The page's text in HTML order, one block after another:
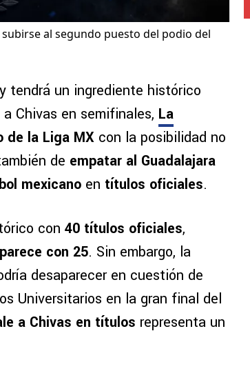
subirse al segundo puesto del podio del
tendrá un ingrediente histórico
Chivas en semifinales, La
de la Liga MX con la posibilidad no
de empatar al Guadalajara
mexicano en títulos oficiales.
con 40 títulos oficiales,
con 25. Sin embargo, la
desaparecer en cuestión de
Universitarios en la gran final del
a Chivas en títulos representa un